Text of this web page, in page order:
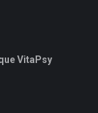
VitaPsy